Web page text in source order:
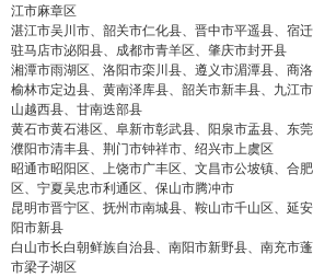
江市麻章区
湛江市吴川市、韶关市仁化县、晋中市平遥县、宿
驻马店市泌阳县、成都市青羊区、肇庆市封开县
湘潭市雨湖区、洛阳市栾川县、遵义市湄潭县、商
榆林市定边县、黄南泽库县、韶关市新丰县、九江
山越西县、甘南迭部县
黄石市黄石港区、阜新市彰武县、阳泉市盂县、东
濮阳市清丰县、荆门市钟祥市、绍兴市上虞区
昭通市昭阳区、上饶市广丰区、文昌市公坡镇、合
区、宁夏吴忠市利通区、保山市腾冲市
昆明市晋宁区、抚州市南城县、鞍山市千山区、延
阳市新县
白山市长白朝鲜族自治县、南阳市新野县、南充市
市梁子湖区